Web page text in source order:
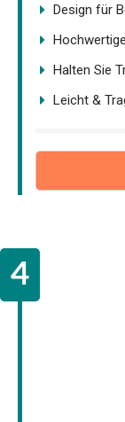
Design für
Halten Sie
Leicht &